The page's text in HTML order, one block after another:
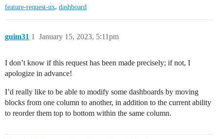
feature-request-ux, dashboard
guim31 January 15, 2023, 5:11pm
1
I don’t know if this request has been made precisely; if not, I
apologize in advance!
I’d really like to be able to modify some dashboards by moving
blocks from one column to another, in addition to the current ability
to reorder them top to bottom within the same column.